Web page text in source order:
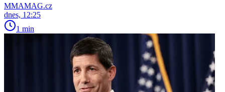
MMAMAG.cz
dnes, 12:25
1 min